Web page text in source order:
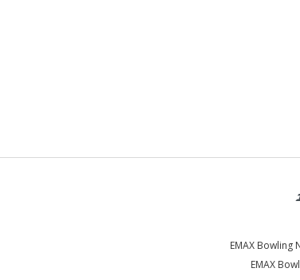
EMAX Bowling
EMAX